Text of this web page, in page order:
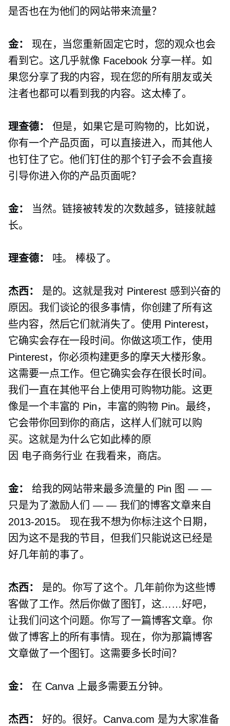
是否也在为他们的网站带来流量？
金：
现在，当您重新固定它时，您的观众也会
看到它。这几乎就像 Facebook 分享一样。如
果您分享了我的内容，现在您的所有朋友或关
注者也都可以看到我的内容。这太棒了。
理查德：
但是，如果它是可购物的，比如说，
你有一个产品页面，可以直接进入，而其他人
也钉住了它。他们钉住的那个钉子会不会直接
引导你进入你的产品页面呢？
金：
当然。链接被转发的次数越多，链接就越
长。
理查德： 哇。 棒极了。
杰西：
是的。这就是我对 Pinterest 感到兴奋的
原因。我们谈论的很多事情，你创建了所有这
些内容，然后它们就消失了。使用 Pinterest，
它确实会存在一段时间。你做这项工作，使用
Pinterest，你必须构建更多的摩天大楼形象。
这需要一点工作。但它确实会存在很长时间。
我们一直在其他平台上使用可购物功能。这更
像是一个丰富的 Pin，丰富的购物 Pin。最终，
它会带你回到你的商店，这样人们就可以购
买。这就是为什么它如此棒的原
因 电子商务行业 在我看来，商店。
金：
给我的网站带来最多流量的 Pin 图 — —
只是为了激励人们 — — 我们的博客文章来自
2013-2015。
现在我不想为你标注这个日期，
因为这不是我的节目，但我们只能说这已经是
好几年前的事了。
杰西：
是的。你写了这个。几年前你为这些博
客做了工作。然后你做了图钉，这……好吧，
让我们问这个问题。你写了一篇博客文章。你
做了博客上的所有事情。现在，你为那篇博客
文章做了一个图钉。这需要多长时间？
金： 在 Canva 上最多需要五分钟。
杰西： 好的。很好。Canva.com 是为大家准备